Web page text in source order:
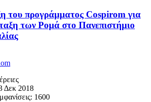
του προγράμματος Cospirom για
των Ρομά στο Πανεπιστήμιο
Δεκ 2018
1600